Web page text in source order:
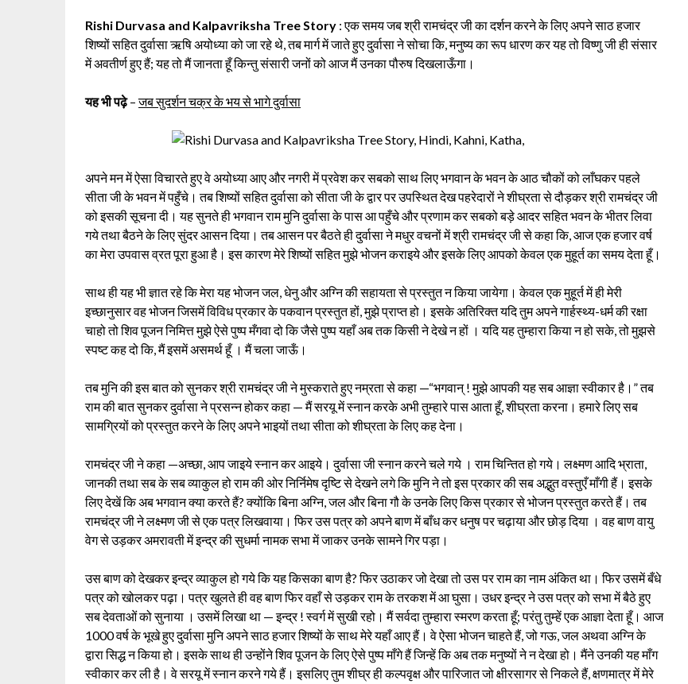
Rishi Durvasa and Kalpavriksha Tree Story : एक समय जब श्री रामचंद्र जी का दर्शन करने के लिए अपने साठ हजार
शिष्यों सहित दुर्वासा ऋषि अयोध्या को जा रहे थे, तब मार्ग में जाते हुए दुर्वासा ने सोचा कि, मनुष्य का रूप धारण कर यह तो विष्णु जी ही संसार
में अवतीर्ण हुए हैं; यह तो मैं जानता हूँ किन्तु संसारी जनों को आज मैं उनका पौरुष दिखलाऊँगा।
यह भी पढ़े–जब सुदर्शन चक्र के भय से भागे दुर्वासा
अपने मन में ऐसा विचारते हुए वे अयोध्या आए और नगरी में प्रवेश कर सबको साथ लिए भगवान के भवन के आठ चौकों को लाँघकर पहले
सीता जी के भवन में पहुँचे। तब शिष्यों सहित दुर्वासा को सीता जी के द्वार पर उपस्थित देख पहरेदारों ने शीघ्रता से दौड़कर श्री रामचंद्र जी
को इसकी सूचना दी। यह सुनते ही भगवान राम मुनि दुर्वासा के पास आ पहुँचे और प्रणाम कर सबको बड़े आदर सहित भवन के भीतर लिवा
गये तथा बैठने के लिए सुंदर आसन दिया। तब आसन पर बैठते ही दुर्वासा ने मधुर वचनों में श्री रामचंद्र जी से कहा कि, आज एक हजार वर्ष
का मेरा उपवास व्रत पूरा हुआ है। इस कारण मेरे शिष्यों सहित मुझे भोजन कराइये और इसके लिए आपको केवल एक मुहूर्त का समय देता हूँ।
साथ ही यह भी ज्ञात रहे कि मेरा यह भोजन जल, धेनु और अग्नि की सहायता से प्रस्तुत न किया जायेगा। केवल एक मुहूर्त में ही मेरी
इच्छानुसार वह भोजन जिसमें विविध प्रकार के पकवान प्रस्तुत हों, मुझे प्राप्त हो। इसके अतिरिक्त यदि तुम अपने गार्हस्थ्य-धर्म की रक्षा
चाहो तो शिव पूजन निमित्त मुझे ऐसे पुष्प मँगवा दो कि जैसे पुष्प यहाँ अब तक किसी ने देखे न हों । यदि यह तुम्हारा किया न हो सके, तो मुझसे
स्पष्ट कह दो कि, मैं इसमें असमर्थ हूँ । मैं चला जाऊँ।
तब मुनि की इस बात को सुनकर श्री रामचंद्र जी ने मुस्कराते हुए नम्रता से कहा —“भगवान् ! मुझे आपकी यह सब आज्ञा स्वीकार है।” तब
राम की बात सुनकर दुर्वासा ने प्रसन्न होकर कहा — मैं सरयू में स्नान करके अभी तुम्हारे पास आता हूँ, शीघ्रता करना। हमारे लिए सब
सामग्रियों को प्रस्तुत करने के लिए अपने भाइयों तथा सीता को शीघ्रता के लिए कह देना।
रामचंद्र जी ने कहा —अच्छा, आप जाइये स्नान कर आइये। दुर्वासा जी स्नान करने चले गये । राम चिन्तित हो गये। लक्ष्मण आदि भ्राता,
जानकी तथा सब के सब व्याकुल हो राम की ओर निर्निमेष दृष्टि से देखने लगे कि मुनि ने तो इस प्रकार की सब अद्भुत वस्तुएँ माँगी हैं। इसके
लिए देखें कि अब भगवान क्या करते हैं? क्योंकि बिना अग्नि, जल और बिना गौ के उनके लिए किस प्रकार से भोजन प्रस्तुत करते हैं। तब
रामचंद्र जी ने लक्ष्मण जी से एक पत्र लिखवाया। फिर उस पत्र को अपने बाण में बाँध कर धनुष पर चढ़ाया और छोड़ दिया । वह बाण वायु
वेग से उड़कर अमरावती में इन्द्र की सुधर्मा नामक सभा में जाकर उनके सामने गिर पड़ा।
उस बाण को देखकर इन्द्र व्याकुल हो गये कि यह किसका बाण है? फिर उठाकर जो देखा तो उस पर राम का नाम अंकित था। फिर उसमें बँधे
पत्र को खोलकर पढ़ा। पत्र खुलते ही वह बाण फिर वहाँ से उड़कर राम के तरकश में आ घुसा। उधर इन्द्र ने उस पत्र को सभा में बैठे हुए
सब देवताओं को सुनाया । उसमें लिखा था — इन्द्र ! स्वर्ग में सुखी रहो। मैं सर्वदा तुम्हारा स्मरण करता हूँ; परंतु तुम्हें एक आज्ञा देता हूँ। आज
1000 वर्ष के भूखे हुए दुर्वासा मुनि अपने साठ हजार शिष्यों के साथ मेरे यहाँ आए हैं। वे ऐसा भोजन चाहते हैं, जो गऊ, जल अथवा अग्नि के
द्वारा सिद्ध न किया हो। इसके साथ ही उन्होंने शिव पूजन के लिए ऐसे पुष्प माँगे हैं जिन्हें कि अब तक मनुष्यों ने न देखा हो। मैंने उनकी यह माँग
स्वीकार कर ली है। वे सरयू में स्नान करने गये हैं। इसलिए तुम शीघ्र ही कल्पवृक्ष और पारिजात जो क्षीरसागर से निकले हैं, क्षणमात्र में मेरे